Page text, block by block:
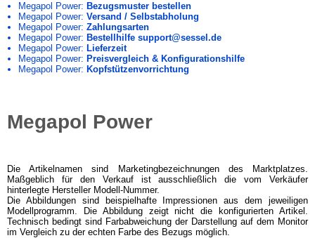
Megapol Power: Bezugsmuster bestellen
Megapol Power: Versand / Selbstabholung
Megapol Power: Zahlungsarten
Megapol Power: Bestellhilfe support@sessel.de
Megapol Power: Lieferzeit
Megapol Power: Preisvergleich & Konfigurationshilfe
Megapol Power: Kopfstützenvorrichtung
Megapol Power
Die Artikelnamen sind Marketingbezeichnungen des Marktplatzes.
Maßgeblich für den Verkauf ist ausschließlich die vom Verkäufer
hinterlegte Hersteller Modell-Nummer.
Die Abbildungen sind beispielhafte Impressionen aus dem jeweiligen
Modellprogramm. Die Abbildung zeigt nicht die konfigurierten Artikel.
Technisch bedingt sind Farbabweichung der Darstellung auf dem Monitor
im Vergleich zu der echten Farbe des Bezugs möglich.